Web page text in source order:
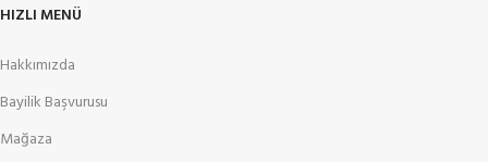
HIZLI MENÜ
Hakkımızda
Bayilik Başvurusu
Mağaza